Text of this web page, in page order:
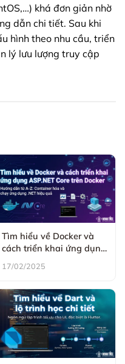
khá đơn giản nhờ
dẫn chi tiết. Sau khi
hình theo nhu cầu, triển
lý lưu lượng truy cập
Tìm hiểu về Docker và
cách triển khai ứng dụng
ASP.NET Core trên
Docker
17/02/2025